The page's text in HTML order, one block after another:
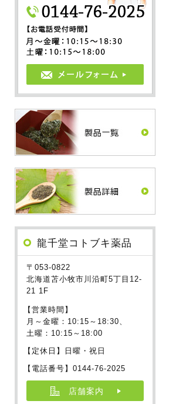
龍千堂コトブキ薬品
〒053-0822
北海道苫小牧市川沿町5丁目12-
21 1F
【営業時間】
月～金曜：10:15～18:30、
土曜：10:15～18:00
【定休日】日曜・祝日
【電話番号】0144-76-2025
店舗案内